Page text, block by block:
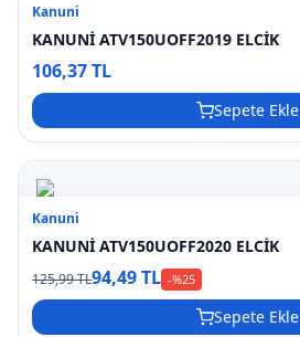
Kanuni
KANUNİ ATV150UOFF2019 ELCİK
106,37 TL
Sepete Ekle
Kanuni
KANUNİ ATV150UOFF2020 ELCİK
125,99 TL94,49 TL -%25
Sepete Ekle